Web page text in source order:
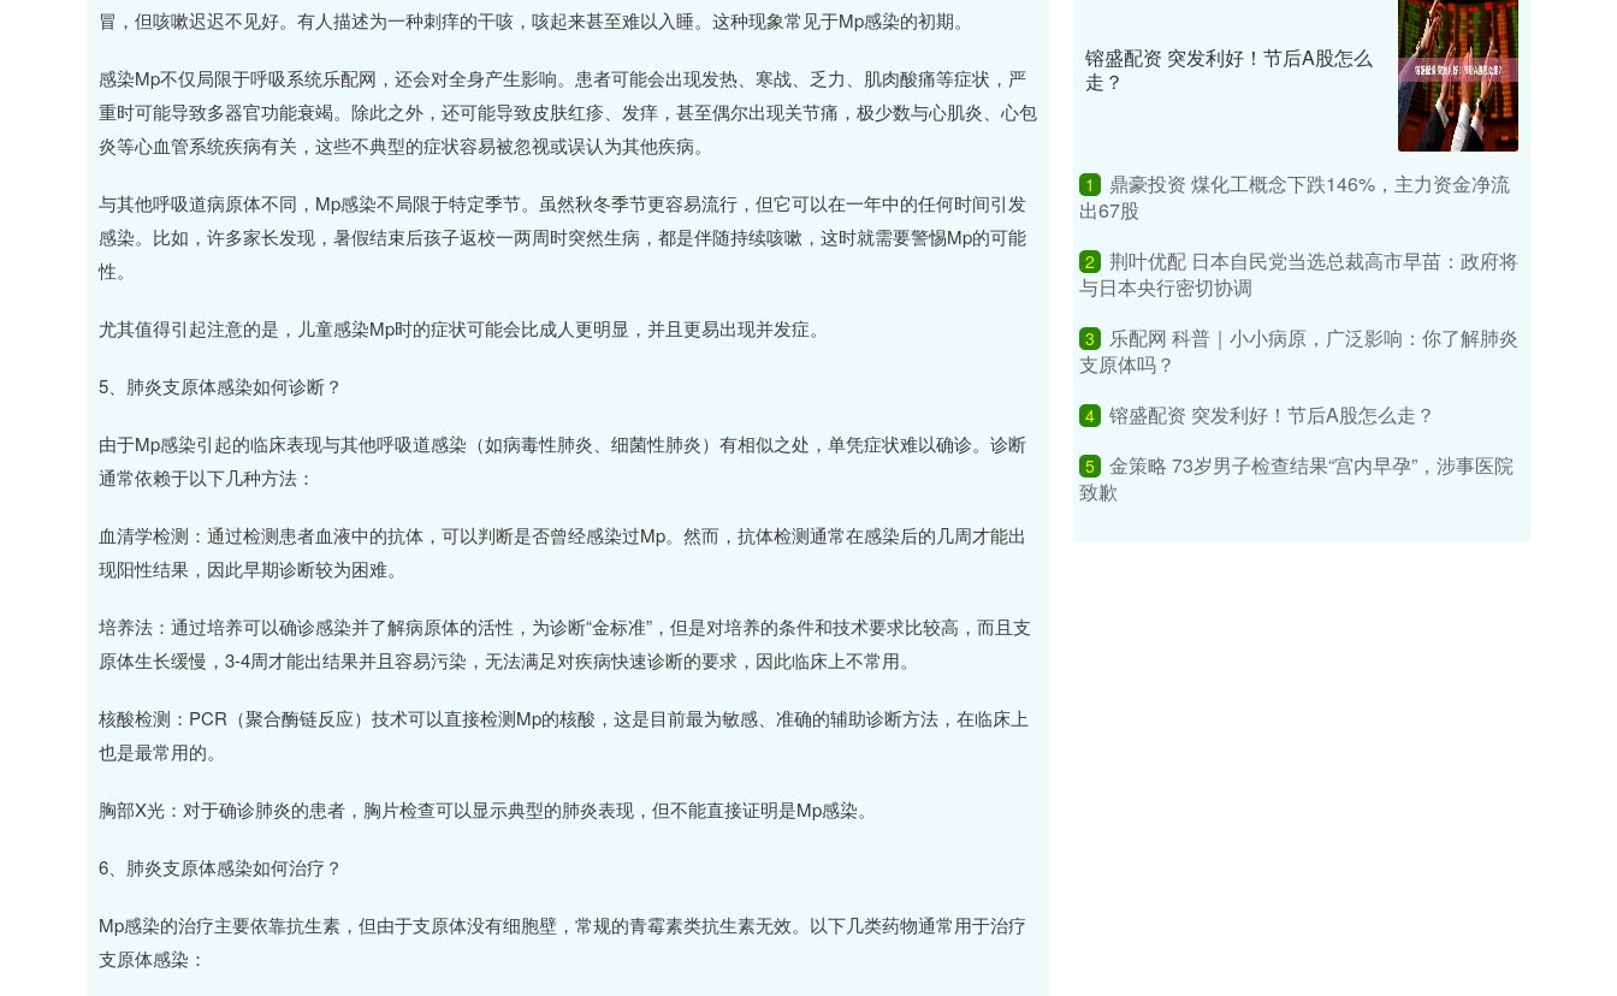
冒，但咳嗽迟迟不见好。有人描述为一种刺痒的干咳，咳起来甚至难以入睡。这种现象常见于Mp感染的初期。
感染Mp不仅局限于呼吸系统乐配网，还会对全身产生影响。患者可能会出现发热、寒战、乏力、肌肉酸痛等症状，严
重时可能导致多器官功能衰竭。除此之外，还可能导致皮肤红疹、发痒，甚至偶尔出现关节痛，极少数与心肌炎、心包
炎等心血管系统疾病有关，这些不典型的症状容易被忽视或误认为其他疾病。
与其他呼吸道病原体不同，Mp感染不局限于特定季节。虽然秋冬季节更容易流行，但它可以在一年中的任何时间引发
感染。比如，许多家长发现，暑假结束后孩子返校一两周时突然生病，都是伴随持续咳嗽，这时就需要警惕Mp的可能
性。
尤其值得引起注意的是，儿童感染Mp时的症状可能会比成人更明显，并且更易出现并发症。
5、肺炎支原体感染如何诊断？
由于Mp感染引起的临床表现与其他呼吸道感染（如病毒性肺炎、细菌性肺炎）有相似之处，单凭症状难以确诊。诊断
通常依赖于以下几种方法：
血清学检测：通过检测患者血液中的抗体，可以判断是否曾经感染过Mp。然而，抗体检测通常在感染后的几周才能出
现阳性结果，因此早期诊断较为困难。
培养法：通过培养可以确诊感染并了解病原体的活性，为诊断“金标准”，但是对培养的条件和技术要求比较高，而且支
原体生长缓慢，3-4周才能出结果并且容易污染，无法满足对疾病快速诊断的要求，因此临床上不常用。
核酸检测：PCR（聚合酶链反应）技术可以直接检测Mp的核酸，这是目前最为敏感、准确的辅助诊断方法，在临床上
也是最常用的。
胸部X光：对于确诊肺炎的患者，胸片检查可以显示典型的肺炎表现，但不能直接证明是Mp感染。
6、肺炎支原体感染如何治疗？
Mp感染的治疗主要依靠抗生素，但由于支原体没有细胞壁，常规的青霉素类抗生素无效。以下几类药物通常用于治疗
支原体感染：
镕盛配资 突发利好！节后A股怎么
走？
1
鼎豪投资 煤化工概念下跌146%，主力资金净流
出67股
2
荆叶优配 日本自民党当选总裁高市早苗：政府将
与日本央行密切协调
3
乐配网 科普｜小小病原，广泛影响：你了解肺炎
支原体吗？
4 镕盛配资 突发利好！节后A股怎么走？
5 金策略 73岁男子检查结果“宫内早孕”，涉事医院
致歉